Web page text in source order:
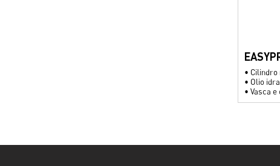
• Cilindro
• Olio
• Vasca